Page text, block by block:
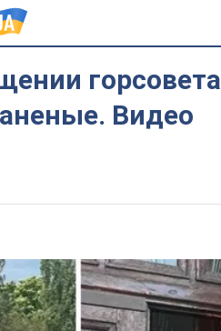
горсовета
Видео